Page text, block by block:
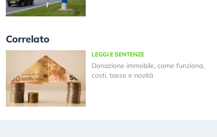
Correlato
LEGGI E SENTENZE
Donazione immobile, come funziona,
costi, tasse e novità